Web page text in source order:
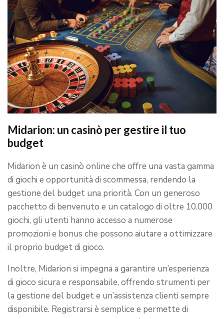
Midarion: un casinò per gestire il tuo
budget
Midarion è un casinò online che offre una vasta gamma
di giochi e opportunità di scommessa, rendendo la
gestione del budget una priorità. Con un generoso
pacchetto di benvenuto e un catalogo di oltre 10.000
giochi, gli utenti hanno accesso a numerose
promozioni e bonus che possono aiutare a ottimizzare
il proprio budget di gioco.
Inoltre, Midarion si impegna a garantire un’esperienza
di gioco sicura e responsabile, offrendo strumenti per
la gestione del budget e un’assistenza clienti sempre
disponibile. Registrarsi è semplice e permette di